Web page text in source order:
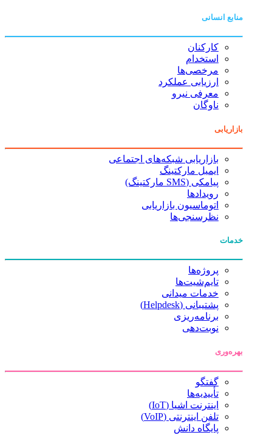
منابع انسانی
کارکنان
استخدام
مرخصی‌ها
ارزیابی عملکرد
معرفی نیرو
ناوگان
بازاریابی
بازاریابی شبکه‌های اجتماعی
ایمیل مارکتینگ
پیامکی (SMS مارکتینگ)
رویدادها
اتوماسیون بازاریابی
نظرسنجی‌ها
خدمات
پروژه‌ها
تایم‌شیت‌ها
خدمات میدانی
پشتیبانی (Helpdesk)
برنامه‌ریزی
نوبت‌دهی
بهره‌وری
گفتگو
تأییدیه‌ها
اینترنت اشیا (IoT)
تلفن اینترنتی (VoIP)
پایگاه دانش